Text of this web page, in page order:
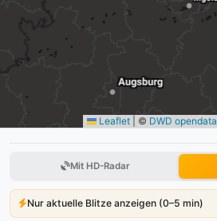
Leaflet © DWD opendata
Mit HD-Radar
Nur aktuelle Blitze anzeigen (0–5 min)